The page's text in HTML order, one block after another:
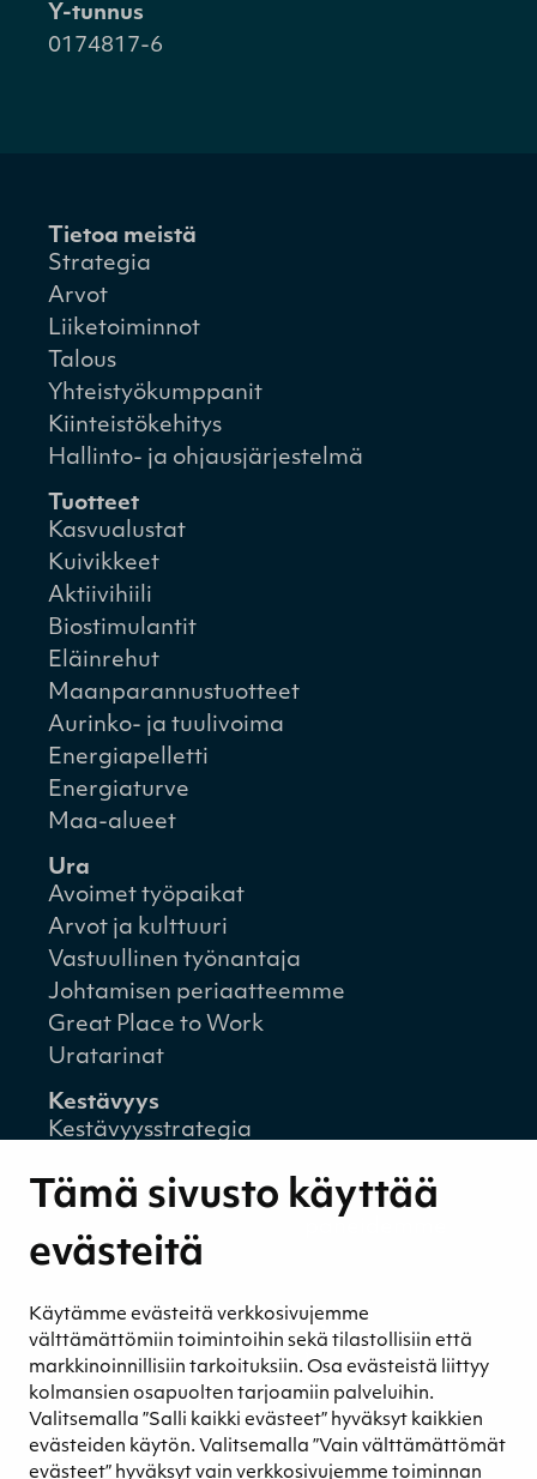
Tämä sivusto käyttää
evästeitä
Käytämme evästeitä verkkosivujemme
välttämättömiin toimintoihin sekä tilastollisiin että
markkinoinnillisiin tarkoituksiin. Osa evästeistä liittyy
kolmansien osapuolten tarjoamiin palveluihin.
Valitsemalla ”Salli kaikki evästeet” hyväksyt kaikkien
evästeiden käytön. Valitsemalla ”Vain välttämättömät
evästeet” hyväksyt vain verkkosivujemme toiminnan
Y-tunnus
0174817-6
Tietoa meistä
Strategia
Arvot
Liiketoiminnot
Talous
Yhteistyökumppanit
Kiinteistökehitys
Hallinto- ja ohjausjärjestelmä
Tuotteet
Kasvualustat
Kuivikkeet
Aktiivihiili
Biostimulantit
Eläinrehut
Maanparannustuotteet
Aurinko- ja tuulivoima
Energiapelletti
Energiaturve
Maa-alueet
Ura
Avoimet työpaikat
Arvot ja kulttuuri
Vastuullinen työnantaja
Johtamisen periaatteemme
Great Place to Work
Uratarinat
Kestävyys
Kestävyysstrategia
Ympäristövastuu
hyvinvointi
Turvetuotannon kestävyys
Kestävyyden johtaminen
Retkeilykohteet
Media
Uutiset ja blogit